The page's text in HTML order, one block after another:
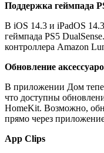
Поддержка геймпада
В iOS 14.3 и iPadOS
геймпада PS5
контроллера Amazon
Обновление
В приложении Дом
что доступны
HomeKit. Возможно,
прямо через
App Clips